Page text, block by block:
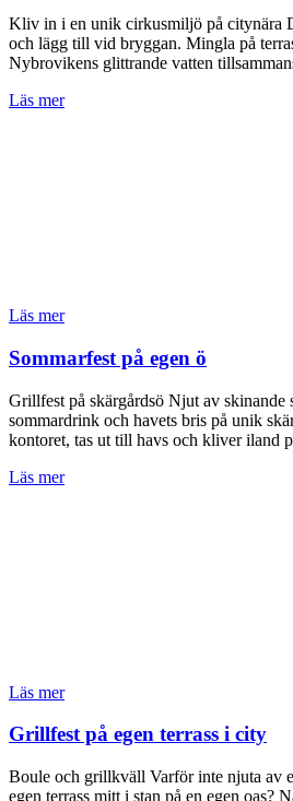
Kliv in i en unik cirkusmiljö på citynära
och lägg till vid bryggan. Mingla på
Nybrovikens glittrande vatten
Läs mer
Läs mer
Sommarfest på egen ö
Grillfest på skärgårdsö Njut av skinande
sommardrink och havets bris på unik
kontoret, tas ut till havs och kliver iland
Läs mer
Läs mer
Grillfest på egen terrass i city
Boule och grillkväll Varför inte njuta av
egen terrass mitt i stan på en egen oas?